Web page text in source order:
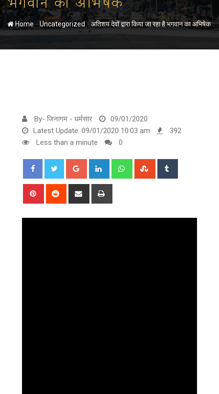
Home -Uncategorized -अतिशय देवों द्वारा किया जा रहा है भगवान का अभिषेक
By- जिनागम - धर्मसार
09/01/2020
Latest Update: 09/01/2020 10:03 am
392
Less than a minute
0
Google+ LinkedIn WhatsappStumbleUpon
Pinterest Reddit
Share